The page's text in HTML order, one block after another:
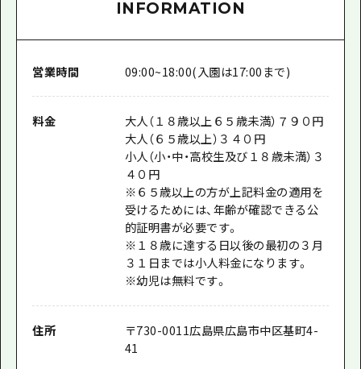
INFORMATION
営業時間 09:00~18:00(入園は17:00まで)
料金
大人（１８歳以上６５歳未満）７９０円
大人（６５歳以上）３４０円
小人（小・中・高校生及び１８歳未満）３
４０円
※６５歳以上の方が上記料金の適用を
受けるためには、年齢が確認できる公
的証明書が必要です。
※１８歳に達する日以後の最初の３月
３１日までは小人料金になります。
※幼児は無料です。
住所 〒730-0011広島県広島市中区基町4-
41